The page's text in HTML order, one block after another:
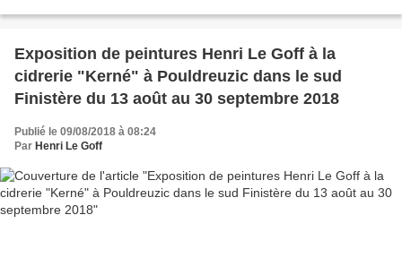
Exposition de peintures Henri Le Goff à la
cidrerie "Kerné" à Pouldreuzic dans le sud
Finistère du 13 août au 30 septembre 2018
Publié le 09/08/2018 à 08:24
Par Henri Le Goff